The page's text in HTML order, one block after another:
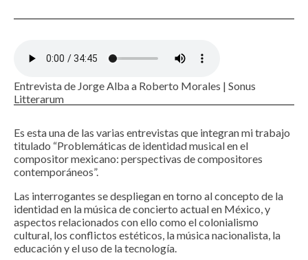
Entrevista de Jorge Alba a Roberto Morales | Sonus
Litterarum
Es esta una de las varias entrevistas que integran mi trabajo
titulado “Problemáticas de identidad musical en el
compositor mexicano: perspectivas de compositores
contemporáneos”.
Las interrogantes se despliegan en torno al concepto de la
identidad en la música de concierto actual en México, y
aspectos relacionados con ello como el colonialismo
cultural, los conflictos estéticos, la música nacionalista, la
educación y el uso de la tecnología.